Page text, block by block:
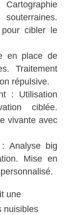
cibler le
en place de
Traitement
répulsive.
: Utilisation
ciblée.
vivante avec
Analyse big
Mise en
une
nuisibles